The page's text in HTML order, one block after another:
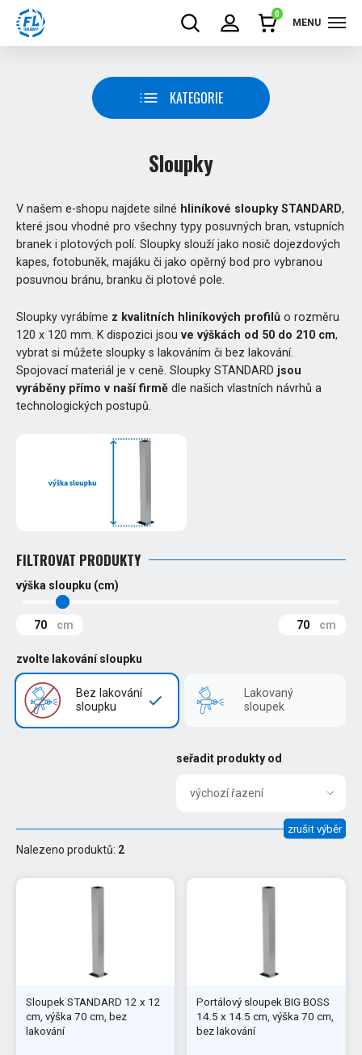
0
MENU
KATEGORIE
Sloupky
V našem e-shopu najdete silné hliníkové sloupky STANDARD,
které jsou vhodné pro všechny typy posuvných bran, vstupních
branek i plotových polí. Sloupky slouží jako nosič dojezdových
kapes, fotobuněk, majáku či jako opěrný bod pro vybranou
posuvnou bránu, branku či plotové pole.
Sloupky vyrábíme z kvalitních hliníkových profilů o rozměru
120 x 120 mm. K dispozici jsou ve výškách od 50 do 210 cm,
vybrat si můžete sloupky s lakováním či bez lakování.
Spojovací materiál je v ceně. Sloupky STANDARD jsou
vyráběny přímo v naší firmě dle našich vlastních návrhů a
technologických postupů.
FILTROVAT PRODUKTY
výška sloupku (cm)
70 70
zvolte lakování sloupku
Bez lakování
sloupku
Lakovaný
sloupek
seřadit produkty od
výchozí řazení
zrušit výběr
Nalezeno produktů: 2
Sloupek STANDARD 12 x 12
cm, výška 70 cm, bez
lakování
Portálový sloupek BIG BOSS
14.5 x 14.5 cm, výška 70 cm,
bez lakování